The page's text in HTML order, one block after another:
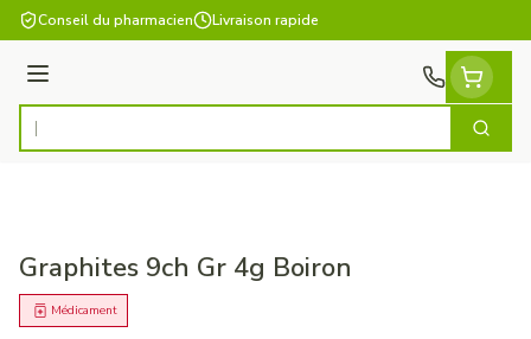
Aller au contenu
Conseil du pharmacien Livraison rapide
Menu
Rechercher
Graphites 9ch Gr 4g Boiron
Médicament